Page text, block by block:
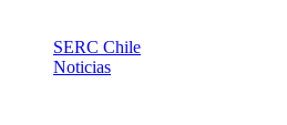
SERC Chile
Noticias